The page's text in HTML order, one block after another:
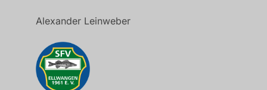
Alexander Leinweber